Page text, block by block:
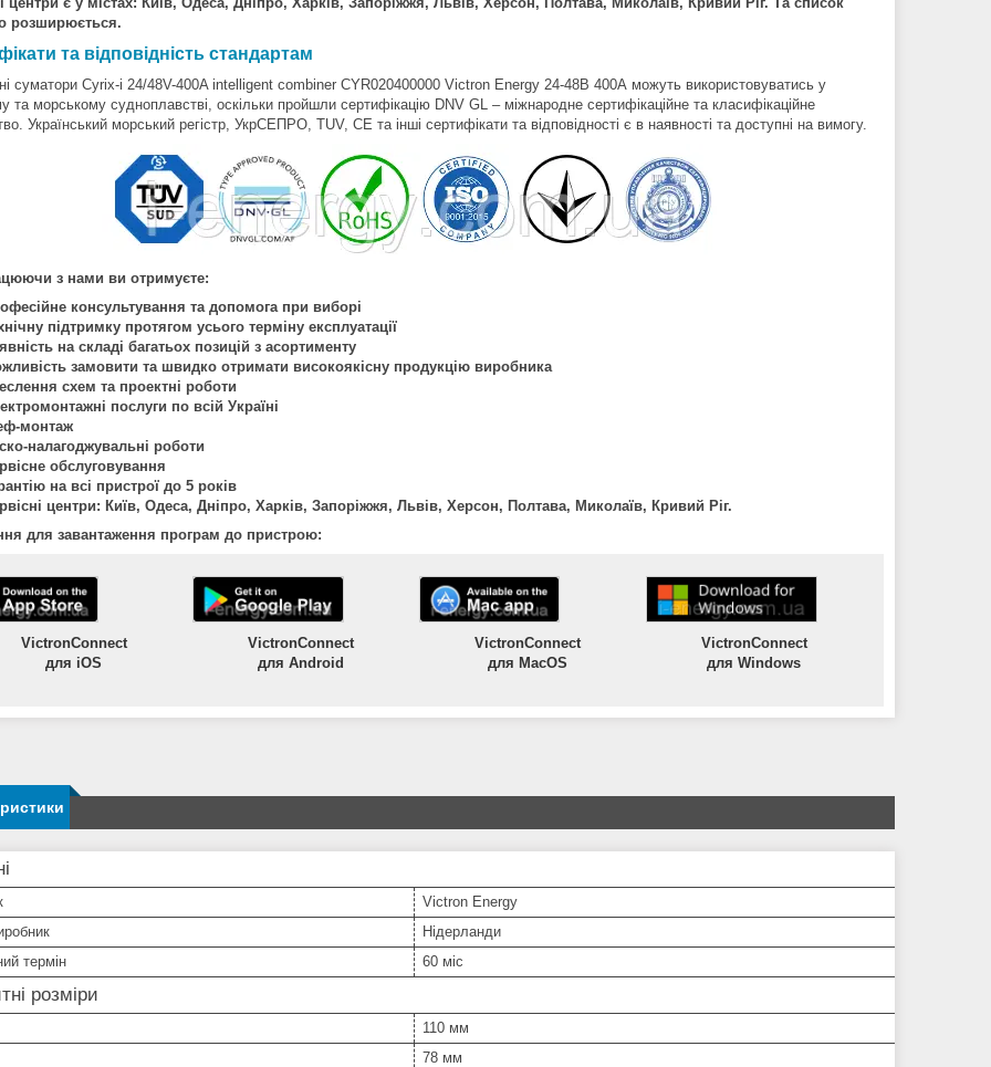
розширюється.
та відповідність стандартам
суматори Cyrix-i 24/48V-400A intelligent combiner CYR020400000 Victron Energy 24-48В 400А можуть використовуватись у
та морському судноплавстві, оскільки пройшли сертифікацію DNV GL – міжнародне сертифікаційне та класифікаційне
Український морський регістр, УкрСЕПРО, TUV, CE та інші сертифікати та відповідності є в наявності та доступні на вимогу.
з нами ви отримуєте:
консультування та допомога при виборі
підтримку протягом усього терміну експлуатації
на складі багатьох позицій з асортименту
замовити та швидко отримати високоякісну продукцію виробника
схем та проектні роботи
послуги по всій Україні
монтаж
налагоджувальні роботи
обслуговування
на всі пристрої до 5 років
центри: Київ, Одеса, Дніпро, Харків, Запоріжжя, Львів, Херсон, Полтава, Миколаїв, Кривий Ріг.
для завантаження програм до пристрою:
VictronConnect
для iOS
VictronConnect
для Android
VictronConnect
для MacOS
VictronConnect
для Windows
Victron Energy
Нідерланди
термін
60 міс
розміри
110 мм
78 мм